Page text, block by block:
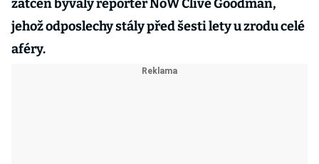
zatčen bývalý reportér NoW Clive Goodman,
jehož odposlechy stály před šesti lety u zrodu celé
aféry.